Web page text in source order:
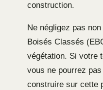
construction.
Ne négligez pas
Boisés Classés
végétation. Si votre
vous ne pourrez
construire sur cette